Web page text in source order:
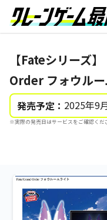
【Fateシリーズ
Order フォウルー
発売予定： 2025年9
※実際の発売日はサービスをご確認くだ